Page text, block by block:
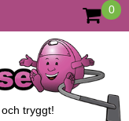
0
tryggt!